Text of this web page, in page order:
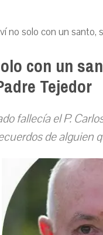
no solo con un
con un
Tejedor
fallecía el P.
de alguien